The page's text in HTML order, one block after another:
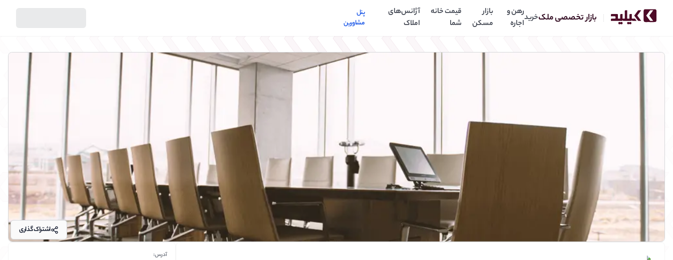
بازار تخصصی ملکخریدرهن و
اجاره
بازار
مسکن
قیمت خانه
شما
آژانس‌های
املاک
پنل
مشاورین
اشتراک گذاری
آدرس: